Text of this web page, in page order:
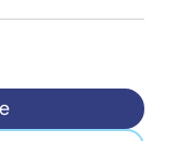
êtes en recherche
cursus ? Faites
dès
!